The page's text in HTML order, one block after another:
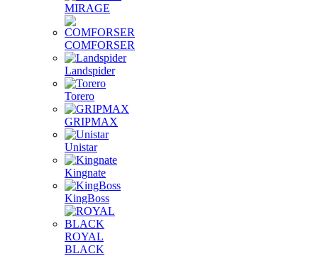
MIRAGE
COMFORSER
Landspider
Torero
GRIPMAX
Unistar
Kingnate
KingBoss
ROYAL
BLACK